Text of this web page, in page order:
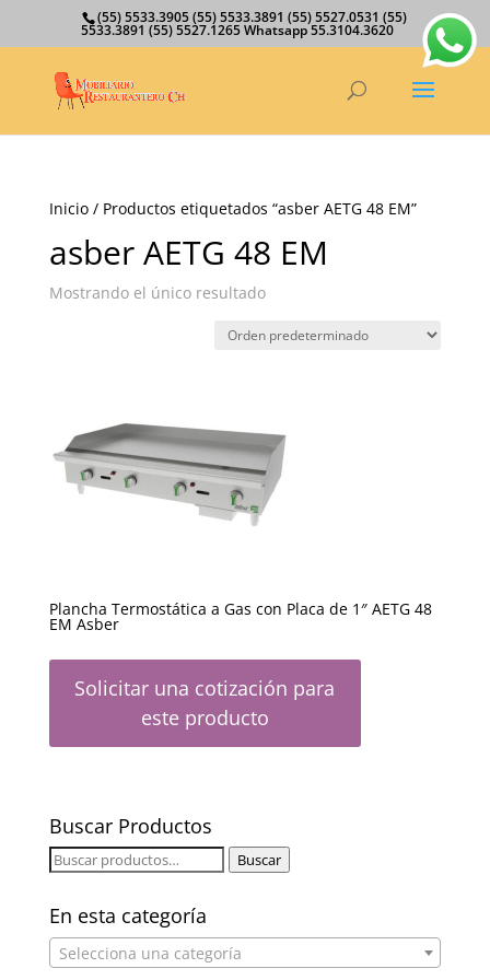
(55) 5533.3905 (55) 5533.3891 (55) 5527.0531 (55)
5533.3891 (55) 5527.1265 Whatsapp 55.3104.3620
Inicio/ Productos etiquetados “asber AETG 48 EM”
asber AETG 48 EM
Mostrando el único resultado
Plancha Termostática a Gas con Placa de 1″ AETG 48
EM Asber
Solicitar una cotización para
este producto
Buscar Productos
Buscar
Buscar
En esta categoría
Selecciona una categoría